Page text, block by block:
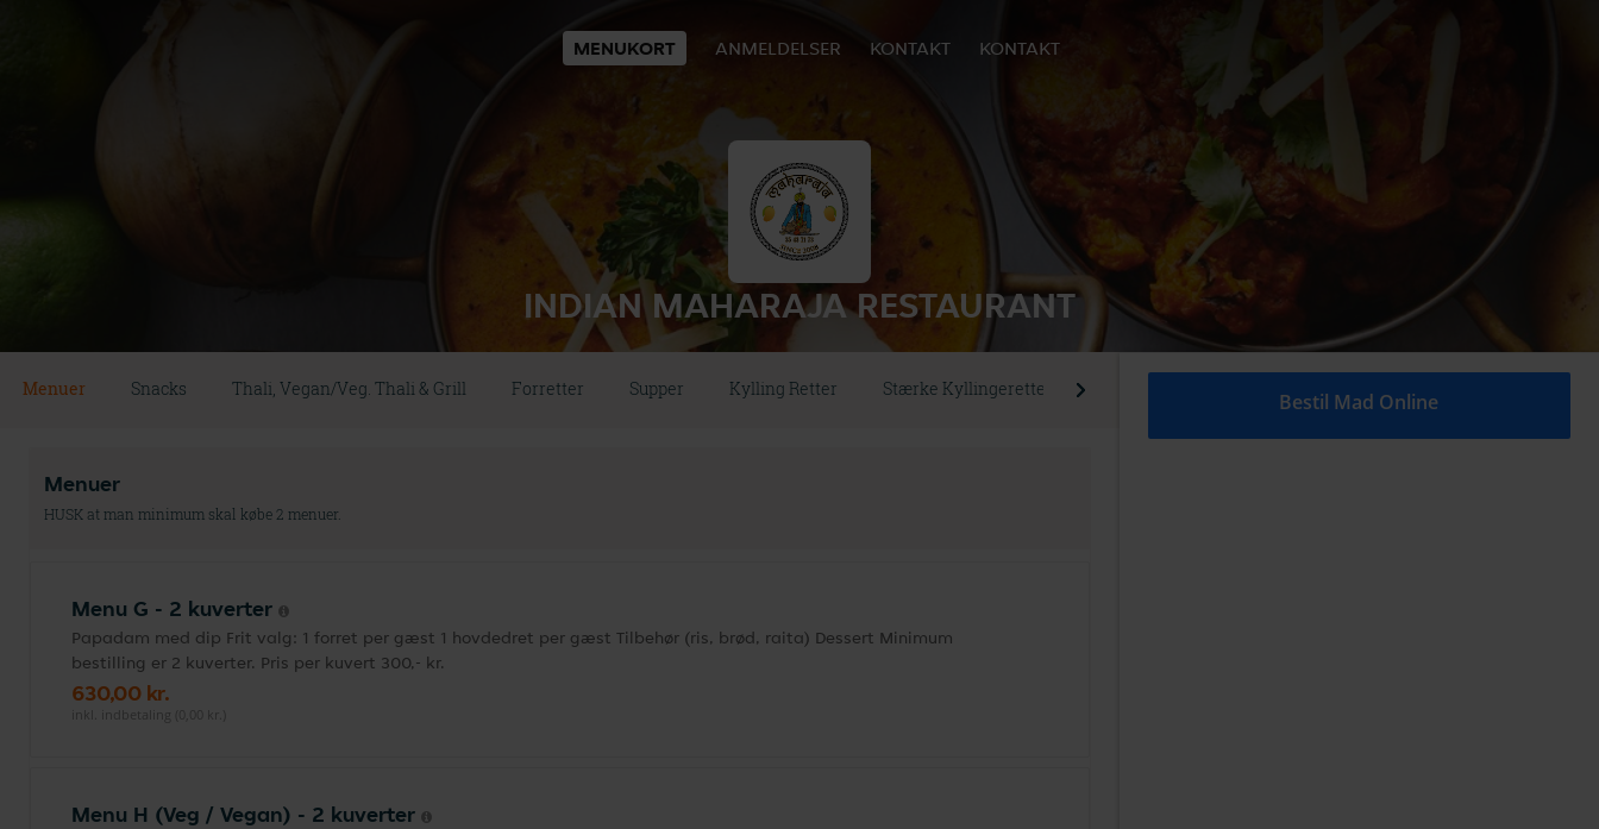
MENUKORT ANMELDELSER KONTAKT KONTAKT
INDIAN MAHARAJA RESTAURANT
Menuer Snacks Thali, Vegan/Veg. Thali & Grill Forretter Supper Kylling Retter Stærke Kyllingeretter Stærke Lammeretter
Menuer
HUSK at man minimum skal købe 2 menuer.
Menu G - 2 kuverter
Papadam med dip Frit valg: 1 forret per gæst 1 hovdedret per gæst Tilbehør (ris, brød, raita) Dessert Minimum
bestilling er 2 kuverter. Pris per kuvert 300,- kr.
630,00 kr.
inkl. indbetaling (0,00 kr.)
Menu H (Veg / Vegan) - 2 kuverter
Bestil Mad Online